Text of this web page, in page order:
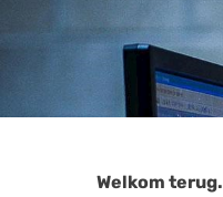
Welkom terug.